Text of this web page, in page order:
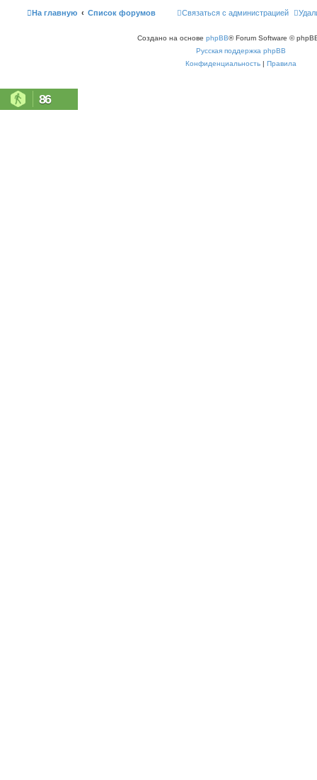
На главную Список форумов Связаться с администрацией
Создано на основе phpBB® Forum Software ©
Русская поддержка phpBB
Конфиденциальность | Правила
86